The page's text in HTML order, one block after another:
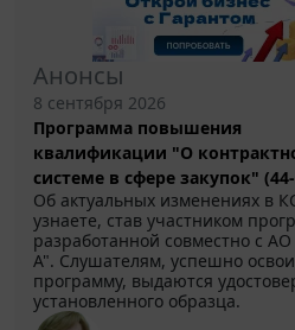
Анонсы
8 сентября 2026
Программа повышения
квалификации "О
системе в сфере закупок"
Об актуальных изменениях в
узнаете, став участником
разработанной совместно с
А". Слушателям, успешно
программу, выдаются
установленного образца.